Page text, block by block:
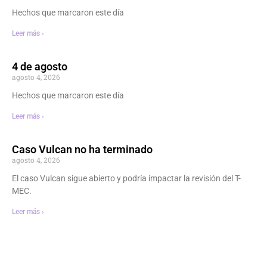
Hechos que marcaron este día
Leer más ›
4 de agosto
agosto 4, 2026
Hechos que marcaron este día
Leer más ›
Caso Vulcan no ha terminado
agosto 4, 2026
El caso Vulcan sigue abierto y podría impactar la revisión del T-
MEC.
Leer más ›